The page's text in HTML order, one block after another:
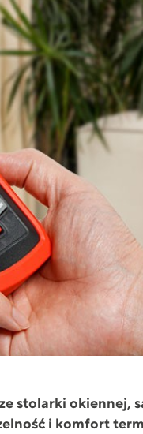
stolarki okiennej,
i komfort